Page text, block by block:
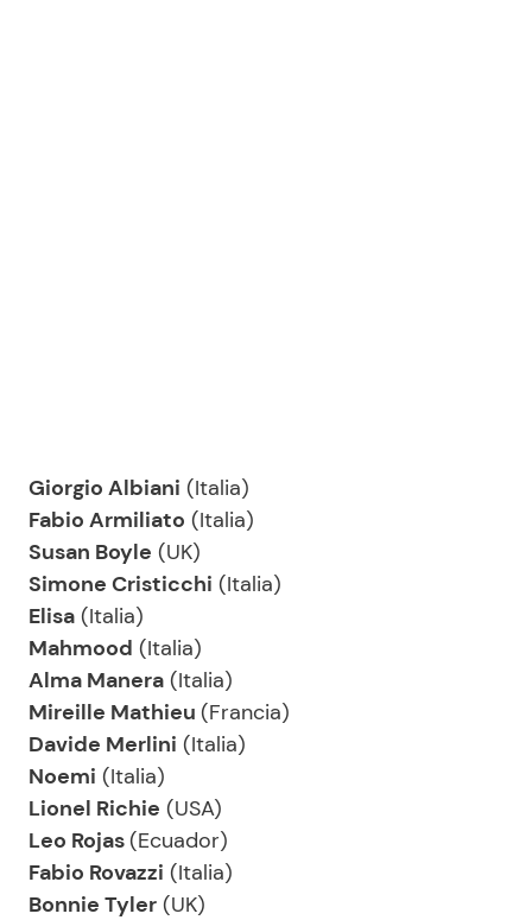
Giorgio Albiani (Italia)
Fabio Armiliato (Italia)
Susan Boyle (UK)
Simone Cristicchi (Italia)
Elisa (Italia)
Mahmood (Italia)
Alma Manera (Italia)
Mireille Mathieu (Francia)
Davide Merlini (Italia)
Noemi (Italia)
Lionel Richie (USA)
Leo Rojas(Ecuador)
Fabio Rovazzi (Italia)
Bonnie Tyler (UK)